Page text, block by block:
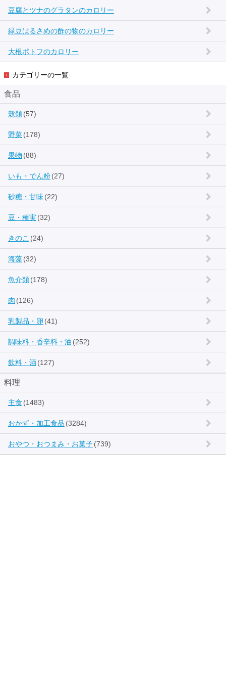
豆腐とツナのグラタンのカロリー
緑豆はるさめの酢の物のカロリー
大根ポトフのカロリー
カテゴリーの一覧
食品
穀類(57)
野菜(178)
果物 (88)
いも・でん粉(27)
砂糖・甘味(22)
豆・種実(32)
きのこ (24)
海藻(32)
魚介類(178)
肉 (126)
乳製品・卵 (41)
調味料・香辛料・油 (252)
飲料・酒(127)
料理
主食 (1483)
おかず・加工食品 (3284)
おやつ・おつまみ・お菓子(739)